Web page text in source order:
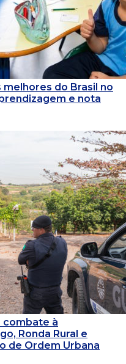
do Brasil no
e nota
combate à
Ronda Rural e
de Ordem Urbana